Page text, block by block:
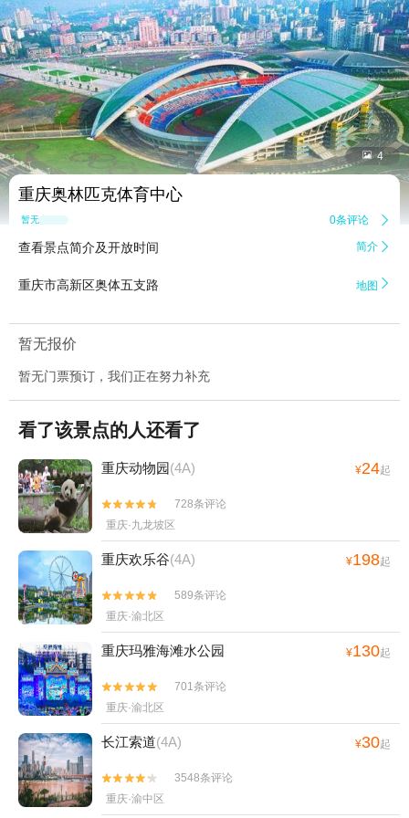
 4
重庆奥林匹克体育中心
暂无点评 0条评论 
查看景点简介及开放时间 简介 
重庆市高新区奥体五支路 地图 
暂无报价
暂无门票预订，我们正在努力补充
看了该景点的人还看了
重庆动物园(4A) ¥24起


728条评论
重庆·九龙坡区
重庆欢乐谷(4A) ¥198起


589条评论
重庆·渝北区
重庆玛雅海滩水公园 ¥130起


701条评论
重庆·渝北区
长江索道(4A) ¥30起


3548条评论
重庆·渝中区
